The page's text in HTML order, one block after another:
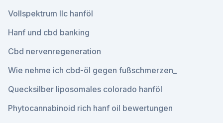
Vollspektrum llc hanföl
Hanf und cbd banking
Cbd nervenregeneration
Wie nehme ich cbd-öl gegen fußschmerzen_
Quecksilber liposomales colorado hanföl
Phytocannabinoid rich hanf oil bewertungen